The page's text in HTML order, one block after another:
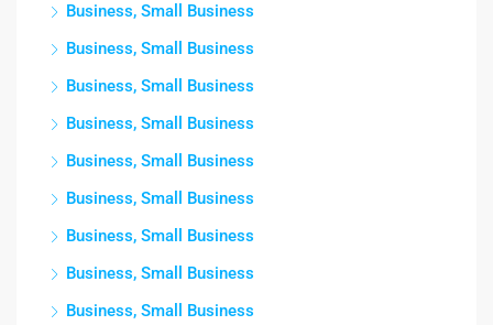
Business, Small Business
Business, Small Business
Business, Small Business
Business, Small Business
Business, Small Business
Business, Small Business
Business, Small Business
Business, Small Business
Business, Small Business